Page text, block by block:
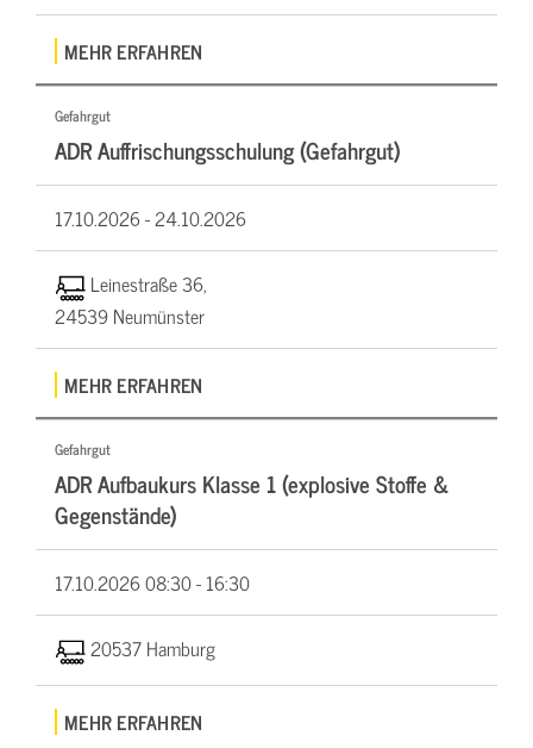
MEHR ERFAHREN
Gefahrgut
ADR Auffrischungsschulung (Gefahrgut)
17.10.2026 -24.10.2026
Leinestraße 36,
24539 Neumünster
MEHR ERFAHREN
Gefahrgut
ADR Aufbaukurs Klasse 1 (explosive Stoffe &
Gegenstände)
17.10.202608:30 - 16:30
20537 Hamburg
MEHR ERFAHREN